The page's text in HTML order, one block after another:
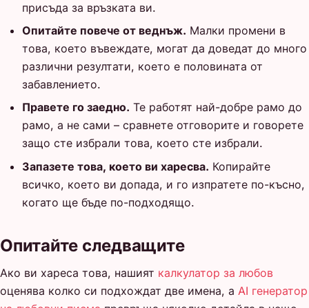
присъда за връзката ви.
Опитайте повече от веднъж. Малки промени в
това, което въвеждате, могат да доведат до много
различни резултати, което е половината от
забавлението.
Правете го заедно. Те работят най-добре рамо до
рамо, а не сами – сравнете отговорите и говорете
защо сте избрали това, което сте избрали.
Запазете това, което ви харесва. Копирайте
всичко, което ви допада, и го изпратете по-късно,
когато ще бъде по-подходящо.
Опитайте следващите
Ако ви хареса това, нашият калкулатор за любов
оценява колко си подхождат две имена, а AI генератор